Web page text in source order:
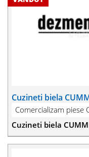
Cuzineti biela
Comercializam piese
Cuzineti biela